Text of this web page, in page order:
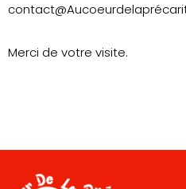
Merci de votre visite.